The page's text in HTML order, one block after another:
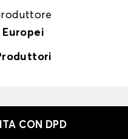
Europei
CON DPD